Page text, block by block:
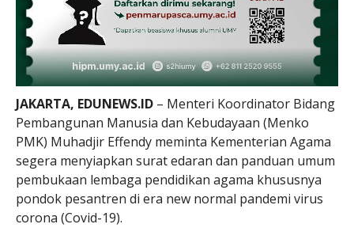
JAKARTA, EDUNEWS.ID– Menteri Koordinator Bidang
Pembangunan Manusia dan Kebudayaan (Menko
PMK) Muhadjir Effendy meminta Kementerian Agama
segera menyiapkan surat edaran dan panduan umum
pembukaan lembaga pendidikan agama khususnya
pondok pesantren di era new normal pandemi virus
corona (Covid-19).